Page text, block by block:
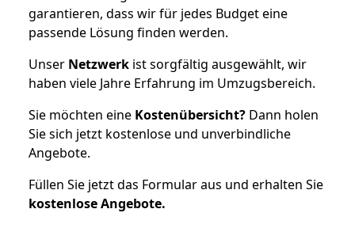
garantieren, dass wir für jedes Budget eine
passende Lösung finden werden.
Unser Netzwerk ist sorgfältig ausgewählt, wir
haben viele Jahre Erfahrung im Umzugsbereich.
Sie möchten eine Kostenübersicht? Dann holen
Sie sich jetzt kostenlose und unverbindliche
Angebote.
Füllen Sie jetzt das Formular aus und erhalten Sie
kostenloseAngebote.